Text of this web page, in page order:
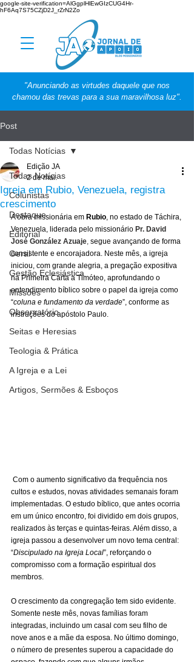
google-site-verification=AlGgplHlEwGIzCUG4Hr-
hF6Aq7S75CZjD2J_rZrN2Zo
"Anunciando as virtudes daquele que nos
chamou das trevas para a sua maravilhosa luz".
Post
Todas Notícias
Colunistas
Destaque
Editorial
Geral
Gestão Eclesiástica
Missões
Observatório
Seitas e Heresias
Teologia & Prática
A Igreja e a Lei
Artigos, Sermões & Esboços
Todas Notícias
Igreja em Rubio, Venezuela, registra
crescimento
Edição JA
2 de mai.
A obra missionária em Rubio, no estado de Táchira,
Venezuela, liderada pelo missionário Pr. David
José González Azuaje, segue avançando de forma
consistente e encorajadora. Neste mês, a igreja
iniciou, com grande alegria, a pregação expositiva
na Primeira Carta a Timóteo, aprofundando o
entendimento bíblico sobre o papel da igreja como
“coluna e fundamento da verdade”, conforme as
instruções do apóstolo Paulo.
Com o aumento significativo da frequência nos
cultos e estudos, novas atividades semanais foram
implementadas. O estudo bíblico, que antes ocorria
em um único encontro, foi dividido em dois grupos,
realizados às terças e quintas-feiras. Além disso, a
igreja passou a desenvolver um novo tema central:
“Discipulado na Igreja Local”, reforçando o
compromisso com a formação espiritual dos
membros.
O crescimento da congregação tem sido evidente.
Somente neste mês, novas famílias foram
integradas, incluindo um casal com seu filho de
nove anos e a mãe da esposa. No último domingo,
o número de presentes superou a capacidade do